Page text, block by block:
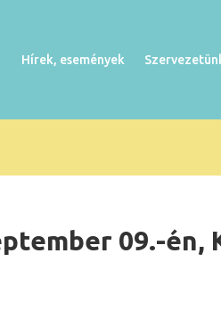
Hírek, események
09.-